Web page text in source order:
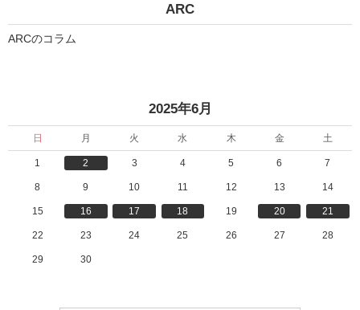
ツ
ツ
ARC
ARCのコラム
2025年6月
日 月 火 水 木 金 土
1 2 3 4 5 6 7
8 9 10 11 12 13 14
15 16 17 18 19 20 21
22 23 24 25 26 27 28
29 30